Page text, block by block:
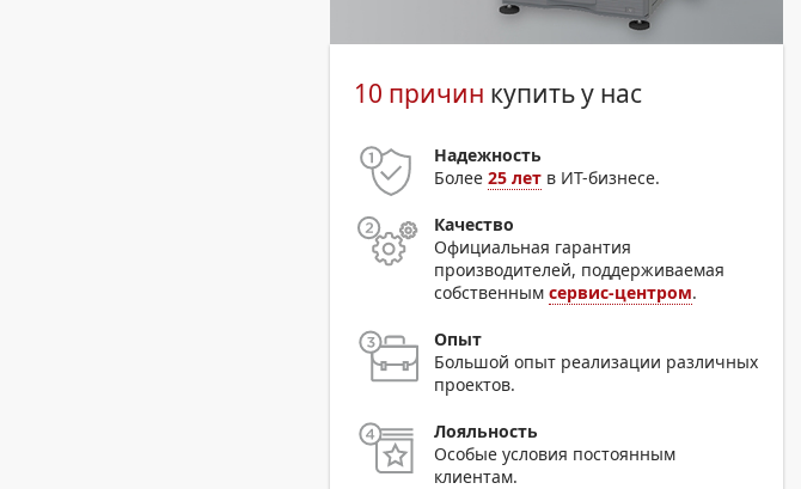
10 причин купить у нас
Надежность
Более25 лет в ИТ-бизнесе.
Качество
Официальная гарантия
производителей, поддерживаемая
собственнымсервис-центром.
Опыт
Большой опыт реализации различных
проектов.
Лояльность
Особые условия постоянным
клиентам.